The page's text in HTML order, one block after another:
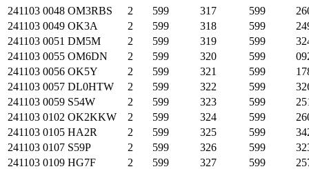
241103 0048 OM3RBS 2 599 317 599
241103 0049 OK3A 2 599 318 599
241103 0051 DM5M 2 599 319 599
241103 0055 OM6DN 2 599 320 599
241103 0056 OK5Y 2 599 321 599
241103 0057 DL0HTW 2 599 322 599
241103 0059 S54W 2 599 323 599
241103 0102 OK2KKW 2 599 324 599
241103 0105 HA2R 2 599 325 599
241103 0107 S59P 2 599 326 599
241103 0109 HG7F 2 599 327 599